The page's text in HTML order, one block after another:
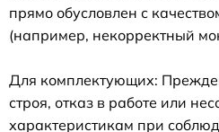
прямо обусловлен с
(например, некорректный
Для комплектующих:
строя, отказ в работе или
характеристикам при